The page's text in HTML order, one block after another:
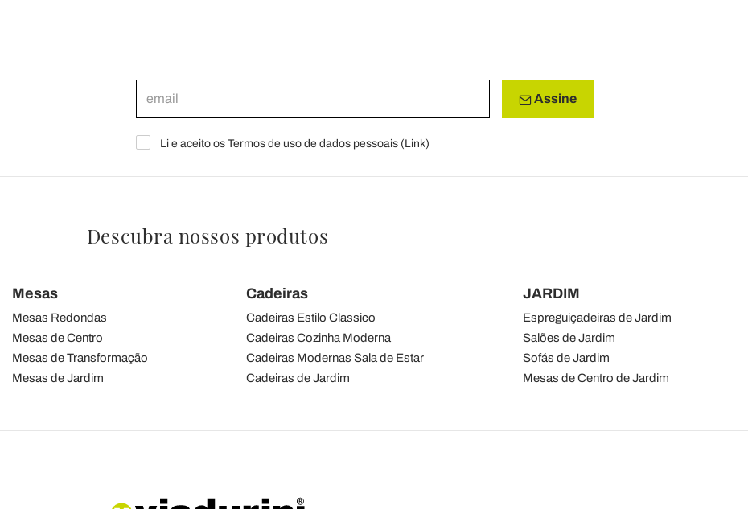
Assine
Li e aceito os Termos de uso de dados pessoais (Link)
Descubra nossos produtos
Mesas
Mesas Redondas
Mesas de Centro
Mesas de Transformação
Mesas de Jardim
Cadeiras
Cadeiras Estilo Classico
Cadeiras Cozinha Moderna
Cadeiras Modernas Sala de Estar
Cadeiras de Jardim
JARDIM
Espreguiçadeiras de Jardim
Salões de Jardim
Sofás de Jardim
Mesas de Centro de Jardim